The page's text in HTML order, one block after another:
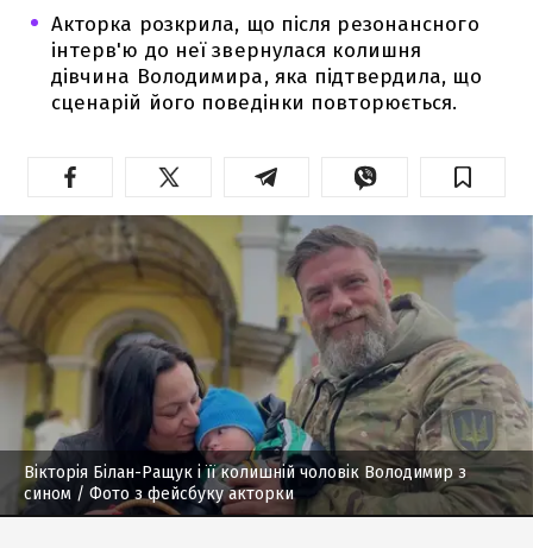
Акторка розкрила, що після резонансного
інтерв'ю до неї звернулася колишня
дівчина Володимира, яка підтвердила, що
сценарій його поведінки повторюється.
Вікторія Білан-Ращук і її колишній чоловік Володимир з
сином / Фото з фейсбуку акторки